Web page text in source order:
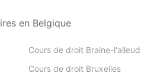
Cours de droit Braine-l'alleud
Cours de droit Bruxelles